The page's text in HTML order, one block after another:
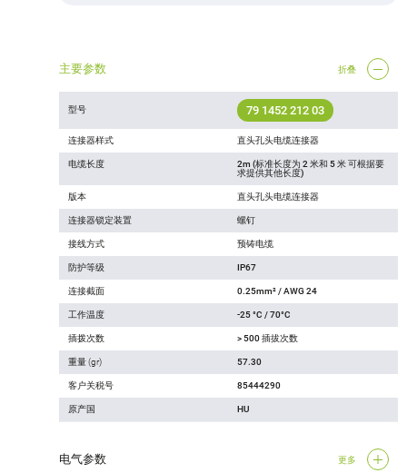
主要参数 折叠
型号 79 1452 212 03
连接器样式 直头孔头电缆连接器
电缆长度
2m (标准长度为 2 米和 5 米 可根据要
求提供其他长度)
版本 直头孔头电缆连接器
连接器锁定装置 螺钉
接线方式 预铸电缆
防护等级 IP67
连接截面 0.25mm² / AWG 24
工作温度 -25 °C / 70°C
插拨次数 > 500 插拔次数
重量 (gr) 57.30
客户关税号 85444290
原产国 HU
电气参数 更多